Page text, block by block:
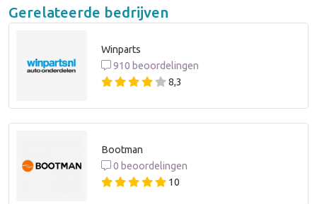
Gerelateerde bedrijven
Winparts
910 beoordelingen
8,3
Bootman
0 beoordelingen
10